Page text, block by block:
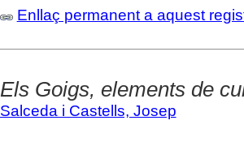
Enllaç permanent a aquest
Els Goigs, elements de
Salceda i Castells, Josep